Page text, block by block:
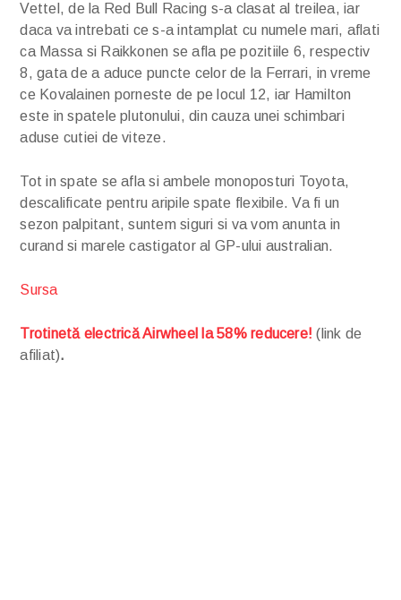
Vettel, de la Red Bull Racing s-a clasat al treilea, iar
daca va intrebati ce s-a intamplat cu numele mari, aflati
ca Massa si Raikkonen se afla pe pozitiile 6, respectiv
8, gata de a aduce puncte celor de la Ferrari, in vreme
ce Kovalainen porneste de pe locul 12, iar Hamilton
este in spatele plutonului, din cauza unei schimbari
aduse cutiei de viteze.
Tot in spate se afla si ambele monoposturi Toyota,
descalificate pentru aripile spate flexibile. Va fi un
sezon palpitant, suntem siguri si va vom anunta in
curand si marele castigator al GP-ului australian.
Sursa
Trotinetă electrică Airwheel la 58% reducere! (link de
afiliat).